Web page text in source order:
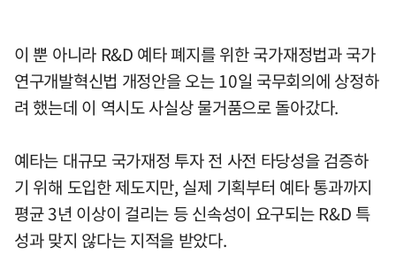
이 뿐 아니라 R&D 예타 폐지를 위한 국가재정법과 국가
연구개발혁신법 개정안을 오는 10일 국무회의에 상정하
려 했는데 이 역시도 사실상 물거품으로 돌아갔다.
예타는 대규모 국가재정 투자 전 사전 타당성을 검증하
기 위해 도입한 제도지만, 실제 기획부터 예타 통과까지
평균 3년 이상이 걸리는 등 신속성이 요구되는 R&D 특
성과 맞지 않다는 지적을 받았다.